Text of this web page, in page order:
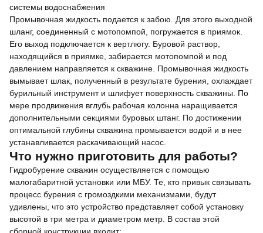
системы водоснабжения
Промывочная жидкость подается к забою. Для этого выходной
шланг, соединенный с мотопомпой, погружается в приямок.
Его выход подключается к вертлюгу. Буровой раствор,
находящийся в приямке, забирается мотопомпой и под
давлением направляется к скважине. Промывочная жидкость
вымывает шлак, полученный в результате бурения, охлаждает
бурильный инструмент и шлифует поверхность скважины. По
мере продвижения вглубь рабочая колонна наращивается
дополнительными секциями буровых штанг. По достижении
оптимальной глубины скважина промывается водой и в нее
устанавливается раскачивающий насос.
Что нужно приготовить для работы?
Гидробурение скважин осуществляется с помощью
малогабаритной установки или МБУ. Те, кто привык связывать
процесс бурения с громоздкими механизмами, будут
удивлены, что это устройство представляет собой установку
высотой в три метра и диаметром метр. В состав этой